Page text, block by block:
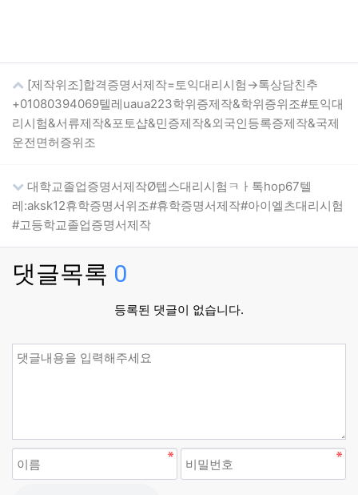
[제작위조]합격증명서제작=토익대리시험→톡상담친추
+01080394069텔레uaua223학위증제작&학위증위조#토익대
리시험&서류제작&포토샵&민증제작&외국인등록증제작&국제
운전면허증위조
대학교졸업증명서제작Ø텝스대리시험ㅋㅏ톡hop67텔
레:aksk12휴학증명서위조#휴학증명서제작#아이엘츠대리시험
#고등학교졸업증명서제작
댓글목록 0
등록된 댓글이 없습니다.